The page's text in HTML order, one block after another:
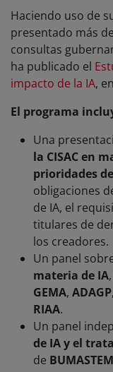
Haciendo uso de
presentado más
consultas
ha publicado el
impacto de la IA,
El programa
Una
la CISAC en
prioridades
obligaciones
de IA, el
titulares de
los creadores.
Un panel
materia de IA
GEMA, ADAGP,
RIAA.
Un panel
de IA y el
de